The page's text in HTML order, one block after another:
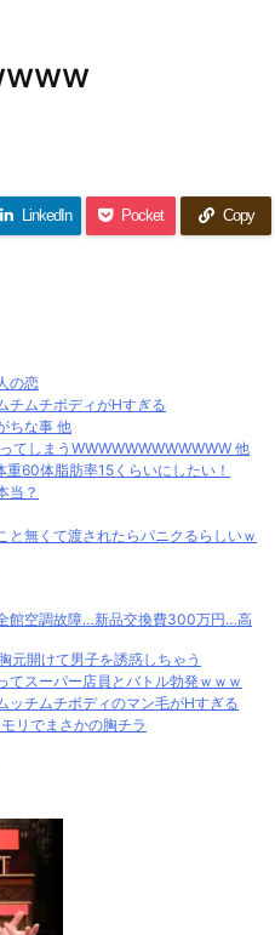
LinkedIn Pocket Copy
の恋
チムチボディがHすぎる
ちな事 他
てしまうWWWWWWWWWWWW 他
60体脂肪率15くらいにしたい！
当？
と無くて渡されたらパニクるらしいｗ
館空調故障…新品交換費300万円…高
元開けて男子を誘惑しちゃう
てスーパー店員とバトル勃発ｗｗｗ
ッチムチボディのマン毛がHすぎる
リでまさかの胸チラ